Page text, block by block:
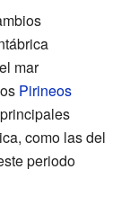
mar
Pirineos
como las del
periodo